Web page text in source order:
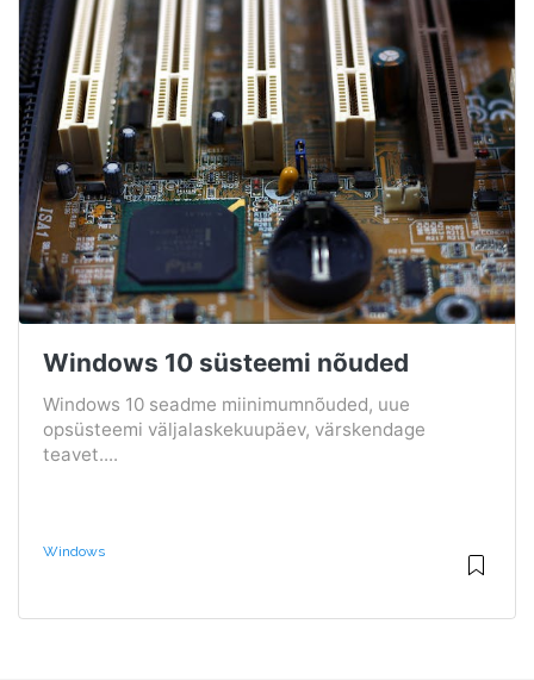
Windows 10 süsteemi nõuded
Windows 10 seadme miinimumnõuded, uue
opsüsteemi väljalaskekuupäev, värskendage
teavet....
Windows